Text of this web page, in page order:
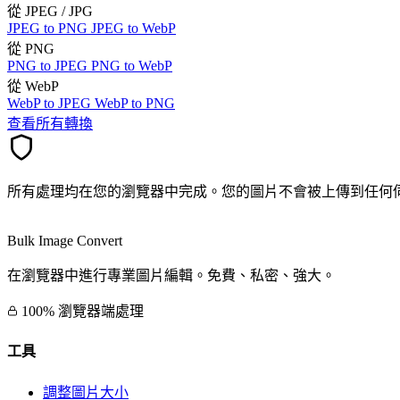
從 JPEG / JPG
JPEG to PNG JPEG to WebP
從 PNG
PNG to JPEG PNG to WebP
從 WebP
WebP to JPEG WebP to PNG
查看所有轉換
所有處理均在您的瀏覽器中完成。您的圖片不會被上傳到任何
Bulk Image Convert
在瀏覽器中進行專業圖片編輯。免費、私密、強大。
100% 瀏覽器端處理
工具
調整圖片大小